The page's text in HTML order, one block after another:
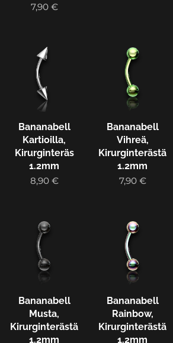
7,90€
Bananabell
Kartioilla,
Kirurginteräs
1.2mm
8,90€
Bananabell
Vihreä,
Kirurginterästä
1.2mm
7,90€
Bananabell
Musta,
Kirurginterästä
1.2mm
Bananabell
Rainbow,
Kirurginterästä
1.2mm